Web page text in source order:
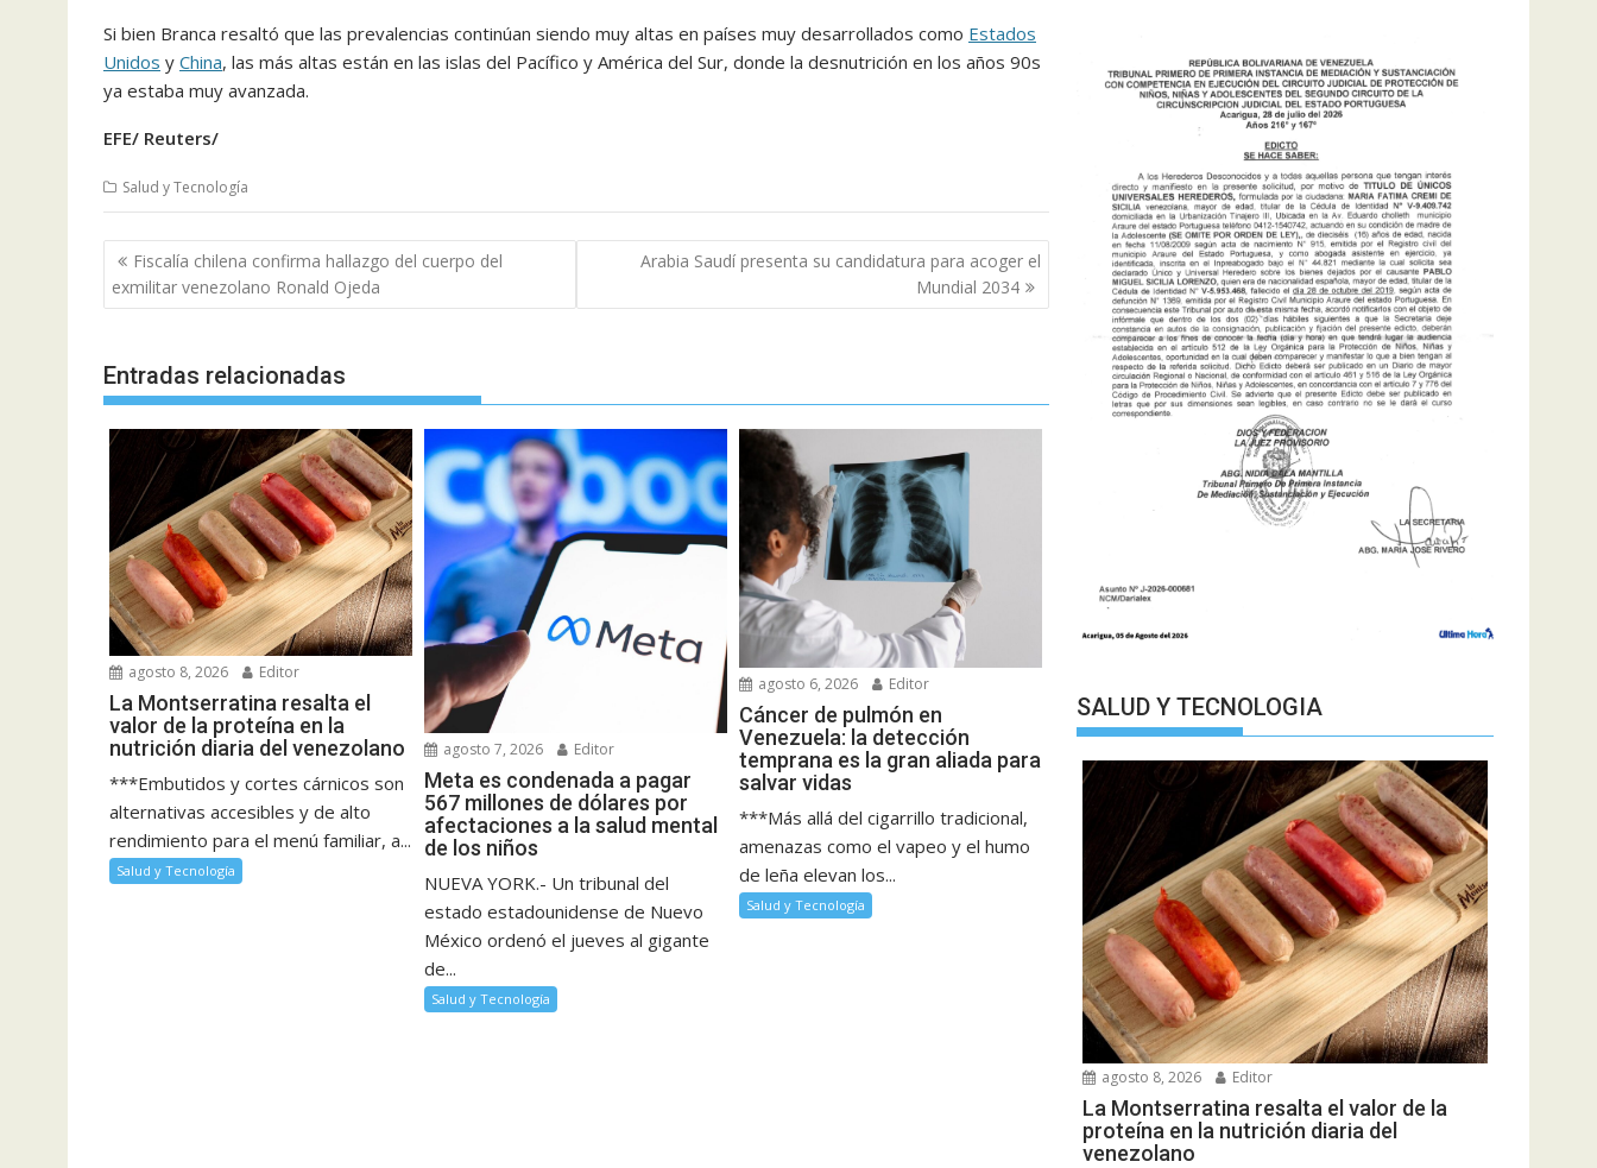
Si bien Branca resaltó que las prevalencias continúan siendo muy altas en países muy desarrollados como Estados
Unidos y China, las más altas están en las islas del Pacífico y América del Sur, donde la desnutrición en los años 90s
ya estaba muy avanzada.
EFE/ Reuters/
Salud y Tecnología
Navegación
de
entradas
Fiscalía chilena confirma hallazgo del cuerpo del
exmilitar venezolano Ronald Ojeda
Arabia Saudí presenta su candidatura para acoger el
Mundial 2034
Entradas relacionadas
agosto 8, 2026 Editor
La Montserratina resalta el
valor de la proteína en la
nutrición diaria del venezolano
***Embutidos y cortes cárnicos son
alternativas accesibles y de alto
rendimiento para el menú familiar, a...
Salud y Tecnología
agosto 7, 2026 Editor
Meta es condenada a pagar
567 millones de dólares por
afectaciones a la salud mental
de los niños
NUEVA YORK.- Un tribunal del
estado estadounidense de Nuevo
México ordenó el jueves al gigante
de...
Salud y Tecnología
agosto 6, 2026 Editor
Cáncer de pulmón en
Venezuela: la detección
temprana es la gran aliada para
salvar vidas
***Más allá del cigarrillo tradicional,
amenazas como el vapeo y el humo
de leña elevan los...
Salud y Tecnología
SALUD Y TECNOLOGIA
agosto 8, 2026 Editor
La Montserratina resalta el valor de la
proteína en la nutrición diaria del
venezolano